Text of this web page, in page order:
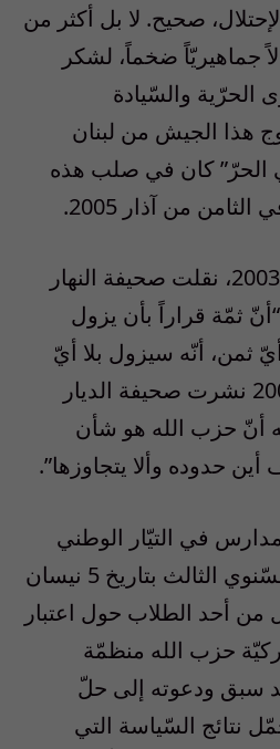
صحيح. لا بل أكثر من
جماهيريّاً ضخماً، لشكر
الحرّية والسّيادة
هذا الجيش من لبنان
الحرّ” كان في صلب هذه
من آذار 2005.
في 18 كانون الثاني 2003، نقلت صحيفة النهار
ثمّة قراراً بأن يزول
ثمن، أنّه سيزول بلا أيّ
صفقة”. وفي 3 أيّار 2003 نشرت صحيفة الديار
أنّ حزب الله هو شأن
حدوده وألا يتجاوزها”.
في التيّار الوطني
الحرّ خلال مؤتمرهم السّنوي الثالث بتاريخ 5 نيسان
من أحد الطلاب حول اعتبار
حزب الله منظمّة
سبق ودعوته إلى حلّ
نتائج السّياسة التي